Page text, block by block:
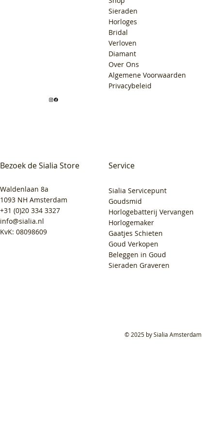
Bezoek de Sialia Store
Waldenlaan 8a
1093 NH Amsterdam
+31 (0)20 334 3327
info@sialia.nl
KvK: 08098609
Sieraden
Horloges
Bridal
Verloven
Diamant
Over Ons
Algemene Voorwaarden
Privacybeleid
Service
Sialia Servicepunt
Goudsmid
Horlogebatterij Vervangen
Horlogemaker
Gaatjes Schieten
Goud Verkopen
Beleggen in Goud
Sieraden Graveren
© 2025 by Sialia Amsterdam